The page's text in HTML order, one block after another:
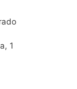
1